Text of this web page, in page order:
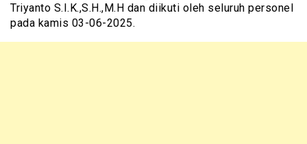
Triyanto S.I.K.,S.H.,M.H dan diikuti oleh seluruh personel
pada kamis 03-06-2025.